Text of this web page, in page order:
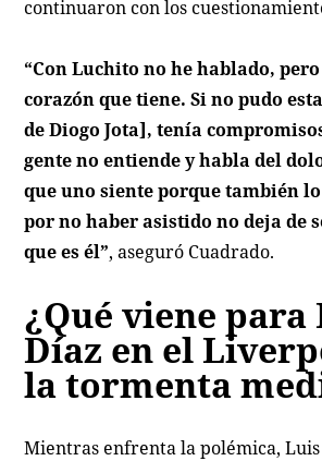
continuaron con los
“Con Luchito no he hablado,
corazón que tiene. Si no pudo
de Diogo Jota], tenía
gente no entiende y habla del
que uno siente porque también
por no haber asistido no deja de
que es él”, aseguró Cuadrado.
¿Qué viene para
Díaz en el
la tormenta
Mientras enfrenta la polémica,